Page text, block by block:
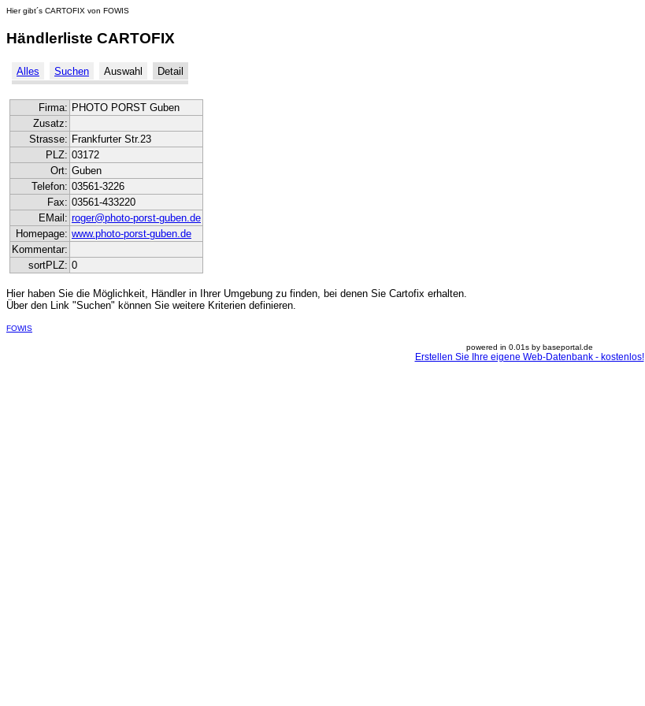
Hier gibt´s CARTOFIX von FOWIS
Händlerliste CARTOFIX
Alles Suchen Auswahl Detail
Firma: PHOTO PORST Guben
Zusatz:
Strasse: Frankfurter Str.23
PLZ: 03172
Ort: Guben
Telefon: 03561-3226
Fax: 03561-433220
EMail: roger@photo-porst-guben.de
Homepage: www.photo-porst-guben.de
Kommentar:
sortPLZ: 0
Hier haben Sie die Möglichkeit, Händler in Ihrer Umgebung zu finden, bei denen Sie Cartofix erhalten.
Über den Link "Suchen" können Sie weitere Kriterien definieren.
FOWIS
powered in 0.01s by baseportal.de
Erstellen Sie Ihre eigene Web-Datenbank - kostenlos!